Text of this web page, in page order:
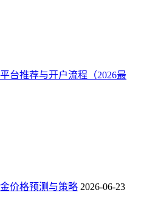
台推荐与开户流程（2026最
价格预测与策略 2026-06-23